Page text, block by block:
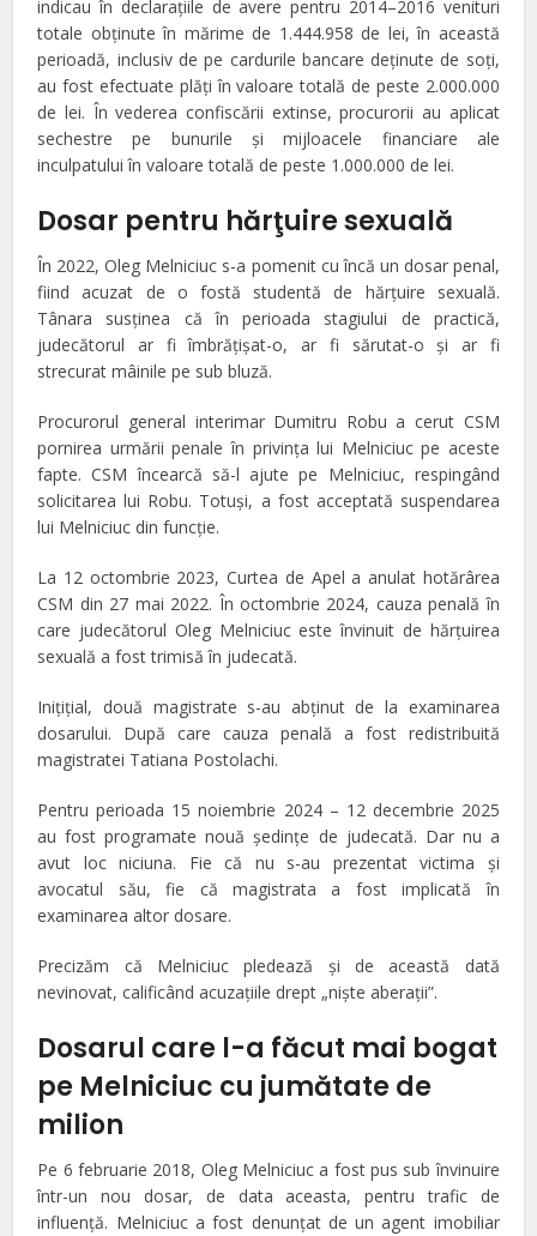
indicau în declarațiile de avere pentru 2014–2016 venituri
totale obținute în mărime de 1.444.958 de lei, în această
perioadă, inclusiv de pe cardurile bancare deținute de soți,
au fost efectuate plăți în valoare totală de peste 2.000.000
de lei. În vederea confiscării extinse, procurorii au aplicat
sechestre pe bunurile și mijloacele financiare ale
inculpatului în valoare totală de peste 1.000.000 de lei.
Dosar pentru hărţuire sexuală
În 2022, Oleg Melniciuc s-a pomenit cu încă un dosar penal,
fiind acuzat de o fostă studentă de hărțuire sexuală.
Tânara susținea că în perioada stagiului de practică,
judecătorul ar fi îmbrățișat-o, ar fi sărutat-o și ar fi
strecurat mâinile pe sub bluză.
Procurorul general interimar Dumitru Robu a cerut CSM
pornirea urmării penale în privința lui Melniciuc pe aceste
fapte. CSM încearcă să-l ajute pe Melniciuc, respingând
solicitarea lui Robu. Totuşi, a fost acceptată suspendarea
lui Melniciuc din funcţie.
La 12 octombrie 2023, Curtea de Apel a anulat hotărârea
CSM din 27 mai 2022. În octombrie 2024, cauza penală în
care judecătorul Oleg Melniciuc este învinuit de hărțuirea
sexuală a fost trimisă în judecată.
Iniţiţial, două magistrate s-au abţinut de la examinarea
dosarului. După care cauza penală a fost redistribuită
magistratei Tatiana Postolachi.
Pentru perioada 15 noiembrie 2024 – 12 decembrie 2025
au fost programate nouă şedinţe de judecată. Dar nu a
avut loc niciuna. Fie că nu s-au prezentat victima şi
avocatul său, fie că magistrata a fost implicată în
examinarea altor dosare.
Precizăm că Melniciuc pledează şi de această dată
nevinovat, calificând acuzaţiile drept „niște aberații”.
Dosarul care l-a făcut mai bogat
pe Melniciuc cu jumătate de
milion
Pe 6 februarie 2018, Oleg Melniciuc a fost pus sub învinuire
într-un nou dosar, de data aceasta, pentru trafic de
influență. Melniciuc a fost denunţat de un agent imobiliar